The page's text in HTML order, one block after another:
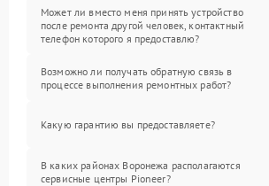
Может ли вместо меня принять устройство
после ремонта другой человек, контактный
телефон которого я предоставлю?
Возможно ли получать обратную связь в
процессе выполнения ремонтных работ?
Какую гарантию вы предоставляете?
В каких районах Воронежа располагаются
сервисные центры Pioneer?